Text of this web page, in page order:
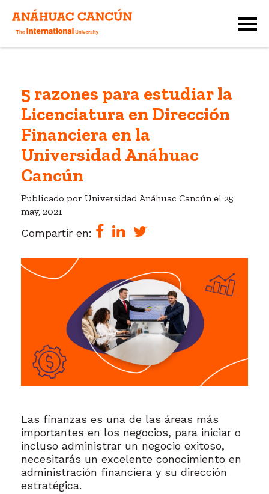
5 razones para estudiar la
Licenciatura en Dirección
Financiera en la
Universidad Anáhuac
Cancún
Publicado por Universidad Anáhuac Cancún el 25
may, 2021
Compartir en:
Las finanzas es una de las áreas más
importantes en los negocios, para iniciar o
incluso administrar un negocio exitoso,
necesitarás un excelente conocimiento en
administración financiera y su dirección
estratégica.